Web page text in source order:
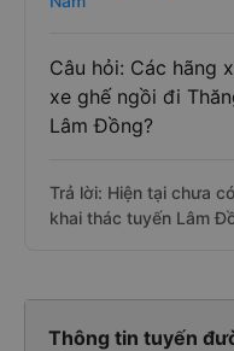
Câu hỏi: Các hãng
xe ghế ngồi đi
Lâm Đồng?
Trả lời: Hiện tại chưa
khai thác tuyến Lâm
Thông tin tuyến